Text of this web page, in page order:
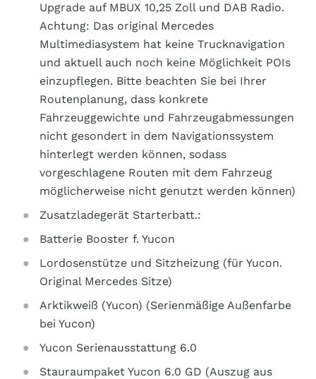
Upgrade auf MBUX 10,25 Zoll und DAB Radio.
Achtung: Das original Mercedes
Multimediasystem hat keine Trucknavigation
und aktuell auch noch keine Möglichkeit POIs
einzupflegen. Bitte beachten Sie bei Ihrer
Routenplanung, dass konkrete
Fahrzeuggewichte und Fahrzeugabmessungen
nicht gesondert in dem Navigationssystem
hinterlegt werden können, sodass
vorgeschlagene Routen mit dem Fahrzeug
möglicherweise nicht genutzt werden können)
Zusatzladegerät Starterbatt.:
Batterie Booster f. Yucon
Lordosenstütze und Sitzheizung (für Yucon.
Original Mercedes Sitze)
Arktikweiß (Yucon) (Serienmäßige Außenfarbe
bei Yucon)
Yucon Serienausstattung 6.0
Stauraumpaket Yucon 6.0 GD (Auszug aus